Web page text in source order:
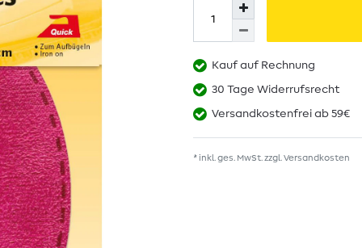
Kauf auf Rechnung
30 Tage Widerrufsrecht
Versandkostenfrei ab 59€
* inkl. ges. MwSt. zzgl. Versandkosten